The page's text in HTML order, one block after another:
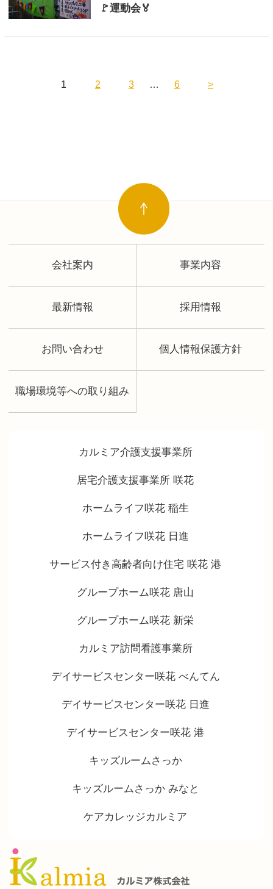
🚩運動会🏅
1 2 3 … 6 >
会社案内 事業内容
最新情報 採用情報
お問い合わせ 個人情報保護方針
職場環境等への取り組み
カルミア介護支援事業所
居宅介護支援事業所 咲花
ホームライフ咲花 稲生
ホームライフ咲花 日進
サービス付き高齢者向け住宅 咲花 港
グループホーム咲花 唐山
グループホーム咲花 新栄
カルミア訪問看護事業所
デイサービスセンター咲花 べんてん
デイサービスセンター咲花 日進
デイサービスセンター咲花 港
キッズルームさっか
キッズルームさっか みなと
ケアカレッジカルミア